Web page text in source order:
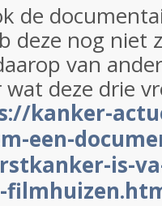
de
deze nog niet
van
deze drie
kanker-
een-
is-